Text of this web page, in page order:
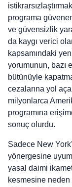
programa
ve güvensizlik
da kaygı verici
kapsamındaki
yorumunun, bazı
bütünüyle
cezalarına yol
milyonlarca
programına
sonuç olurdu.
Sadece New
yönergesine
yasal daimi
kesmesine